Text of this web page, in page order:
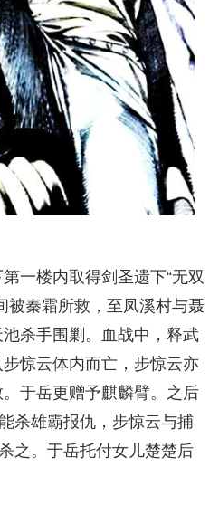
楼内取得剑圣遗下“无双
被秦霜所救，至凤溪村与聂
杀手围剿。血战中，释武
惊云体内而亡，步惊云亦
于岳更赠予麒麟臂。之后
杀雄霸报仇，步惊云与捕
之。于岳托付女儿楚楚后